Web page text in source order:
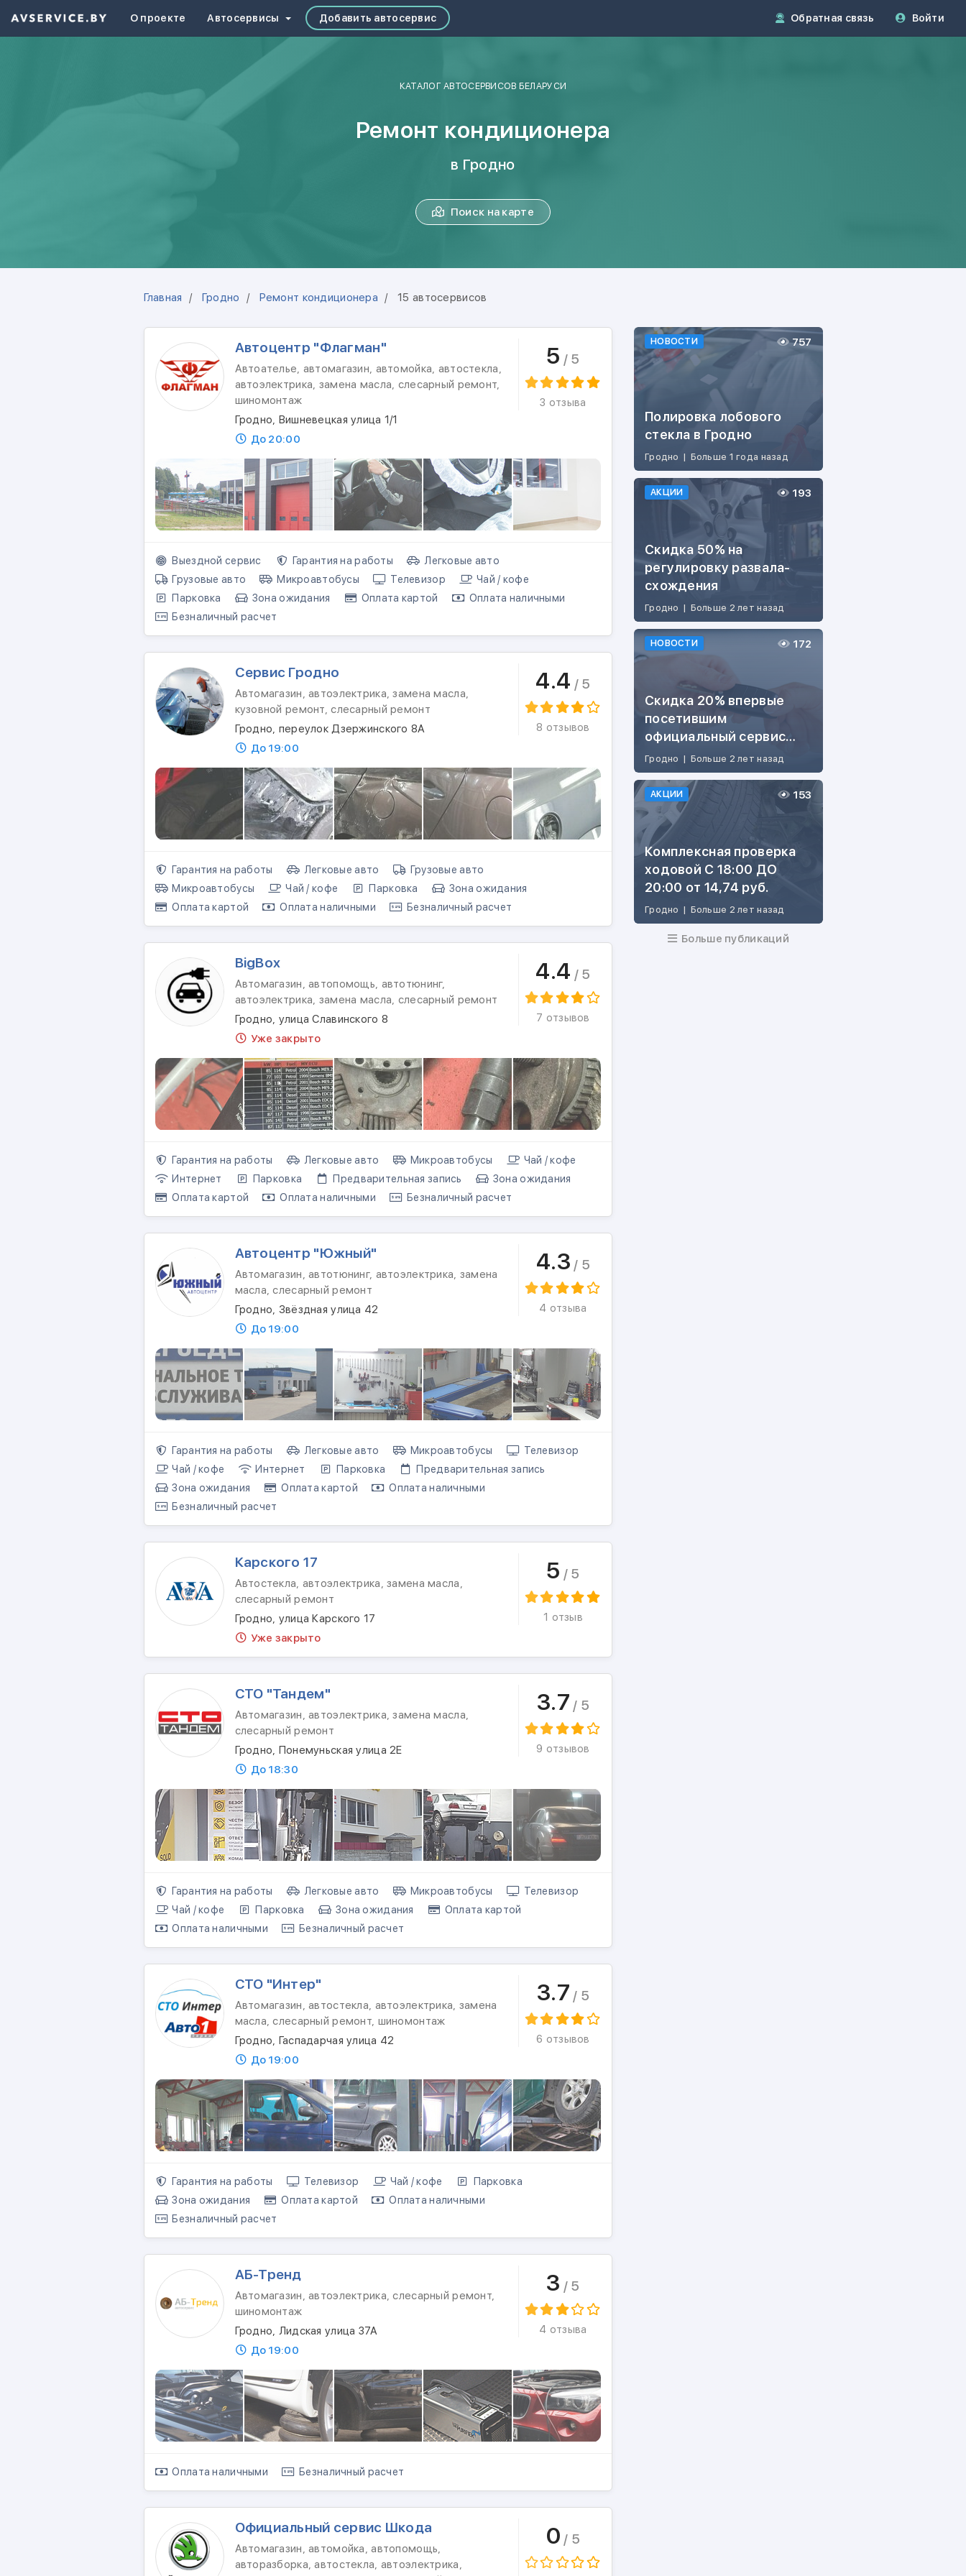
О проекте Автосервисы Добавить автосервис Обратная связь Войти
КАТАЛОГ АВТОСЕРВИСОВ БЕЛАРУСИ
Ремонт кондиционера
в Гродно
Поиск на карте
Главная Гродно Ремонт кондиционера 15 автосервисов
Автоцентр "Флагман"
Автоателье, автомагазин, автомойка, автостекла,
автоэлектрика, замена масла, слесарный ремонт,
шиномонтаж
Гродно, Вишневецкая улица 1/1
До 20:00
5 / 5
3 отзыва
Выездной сервис Гарантия на работы
Легковые авто
Грузовые авто
Микроавтобусы Телевизор
Чай / кофе
Парковка
Зона ожидания Оплата картой
Оплата наличными
Безналичный расчет
Сервис Гродно
Автомагазин, автоэлектрика, замена масла,
кузовной ремонт, слесарный ремонт
Гродно, переулок Дзержинского 8А
До 19:00
4.4 / 5
8 отзывов
Гарантия на работы Легковые авто
Грузовые авто
Микроавтобусы
Чай / кофе Парковка
Зона ожидания
Оплата картой
Оплата наличными Безналичный расчет
BigBox
Автомагазин, автопомощь, автотюнинг,
автоэлектрика, замена масла, слесарный ремонт
Гродно, улица Славинского 8
Уже закрыто
4.4 / 5
7 отзывов
Гарантия на работы Легковые авто Микроавтобусы
Чай / кофе
Интернет
Парковка Предварительная запись
Зона ожидания
Оплата картой
Оплата наличными Безналичный расчет
Автоцентр "Южный"
Автомагазин, автотюнинг, автоэлектрика, замена
масла, слесарный ремонт
Гродно, Звёздная улица 42
До 19:00
4.3 / 5
4 отзыва
Гарантия на работы Легковые авто Микроавтобусы
Телевизор
Чай / кофе
Интернет Парковка
Предварительная запись
Зона ожидания
Оплата картой
Оплата наличными
Безналичный расчет
Карского 17
Автостекла, автоэлектрика, замена масла,
слесарный ремонт
Гродно, улица Карского 17
Уже закрыто
5 / 5
1 отзыв
СТО "Тандем"
Автомагазин, автоэлектрика, замена масла,
слесарный ремонт
Гродно, Понемуньская улица 2Е
До 18:30
3.7 / 5
9 отзывов
Гарантия на работы Легковые авто Микроавтобусы
Телевизор
Чай / кофе
Парковка Зона ожидания
Оплата картой
Оплата наличными
Безналичный расчет
СТО "Интер"
Автомагазин, автостекла, автоэлектрика, замена
масла, слесарный ремонт, шиномонтаж
Гродно, Гаспадарчая улица 42
До 19:00
3.7 / 5
6 отзывов
Гарантия на работы Телевизор Чай / кофе
Парковка
Зона ожидания
Оплата картой
Оплата наличными
Безналичный расчет
АБ-Тренд
Автомагазин, автоэлектрика, слесарный ремонт,
шиномонтаж
Гродно, Лидская улица 37А
До 19:00
3 / 5
4 отзыва
Оплата наличными Безналичный расчет
Официальный сервис Шкода
Автомагазин, автомойка, автопомощь,
авторазборка, автостекла, автоэлектрика,
0 / 5
НОВОСТИ
Полировка лобового
стекла в Гродно
Гродно | Больше 1 года назад
757
АКЦИИ
Скидка 50% на
регулировку развала-
схождения
Гродно | Больше 2 лет назад
193
НОВОСТИ
Скидка 20% впервые
посетившим
официальный сервис
ŠKODA
Гродно | Больше 2 лет назад
172
АКЦИИ
Комплексная проверка
ходовой С 18:00 ДО
20:00 от 14,74 руб.
Гродно | Больше 2 лет назад
153
Больше публикаций